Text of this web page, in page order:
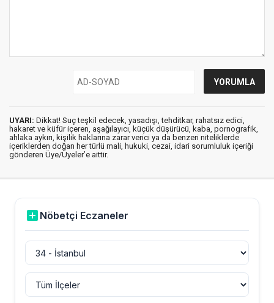
UYARI: Dikkat! Suç teşkil edecek, yasadışı, tehditkar, rahatsız edici,
hakaret ve küfür içeren, aşağılayıcı, küçük düşürücü, kaba, pornografik,
ahlaka aykırı, kişilik haklarına zarar verici ya da benzeri niteliklerde
içeriklerden doğan her türlü mali, hukuki, cezai, idari sorumluluk içeriği
gönderen Üye/Üyeler’e aittir.